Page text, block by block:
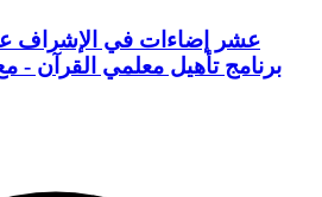
برنامج تأهيل معلمي القرآن -